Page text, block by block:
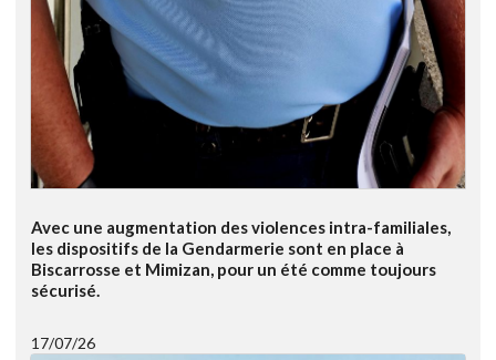
Avec une augmentation des violences intra-familiales,
les dispositifs de la Gendarmerie sont en place à
Biscarrosse et Mimizan, pour un été comme toujours
sécurisé.
17/07/26